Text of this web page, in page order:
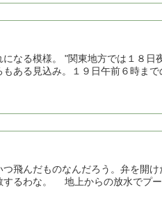
なる模様。 "関東地方では１８日
ある見込み。１９日午前６時ま
飛んだものなんだろう。弁を開
するわな。 地上からの放水でプ